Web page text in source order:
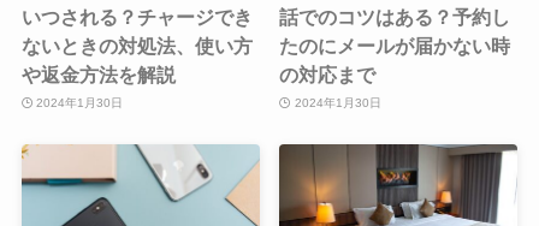
いつされる？チャージでき
ないときの対処法、使い方
や返金方法を解説
2024年1月30日
話でのコツはある？予約し
たのにメールが届かない時
の対応まで
2024年1月30日